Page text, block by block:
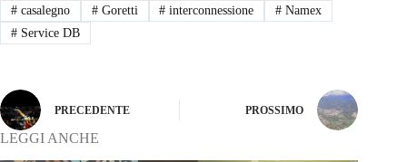
#casalegno #Goretti # interconnessione # Namex
#Service DB
PRECEDENTE PROSSIMO
LEGGI ANCHE